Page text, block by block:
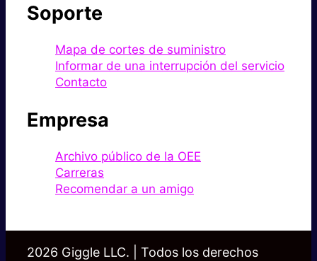
Soporte
Mapa de cortes de suministro
Informar de una interrupción del servicio
Contacto
Empresa
Archivo público de la OEE
Carreras
Recomendar a un amigo
2026 Giggle LLC. | Todos los derechos